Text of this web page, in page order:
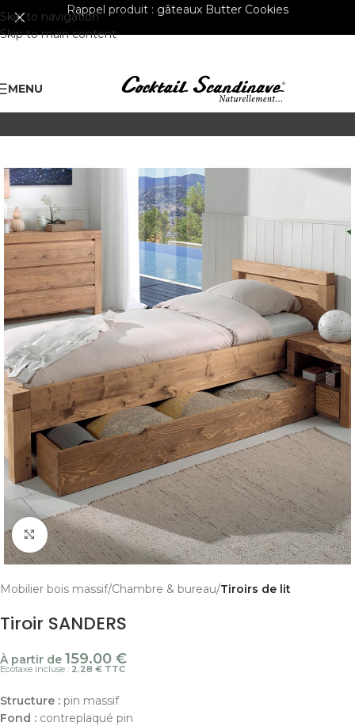
Skip to navigation
Skip to main content
Rappel produit : gâteaux Butter Cookies
MENU
Cliquer pour agrandir
Mobilier bois massif Chambre & bureau Tiroirs de lit
Tiroir SANDERS
À partir de 159.00 €
Ecotaxe incluse : 2.28 € TTC
Structure : pin massif
Fond : contreplaqué pin